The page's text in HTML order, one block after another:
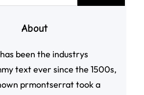
About
been the industrys
text ever since the 1500s,
prmontserrat took a